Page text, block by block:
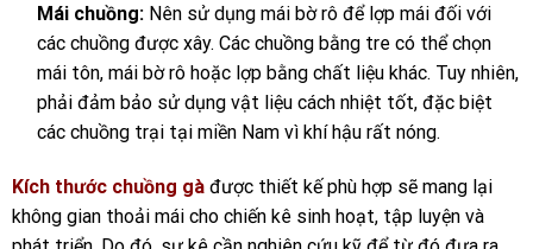
Mái chuồng:Nên sử dụng mái bờ rô để lợp mái đối với
các chuồng được xây. Các chuồng bằng tre có thể chọn
mái tôn, mái bờ rô hoặc lợp bằng chất liệu khác. Tuy nhiên,
phải đảm bảo sử dụng vật liệu cách nhiệt tốt, đặc biệt
các chuồng trại tại miền Nam vì khí hậu rất nóng.
Kích thước chuồng gà được thiết kế phù hợp sẽ mang lại
không gian thoải mái cho chiến kê sinh hoạt, tập luyện và